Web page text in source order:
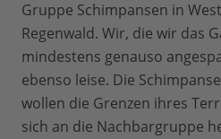
Gruppe Schimpansen in
Regenwald. Wir, die wir das
mindestens genauso
ebenso leise. Die
wollen die Grenzen ihres
sich an die Nachbargruppe